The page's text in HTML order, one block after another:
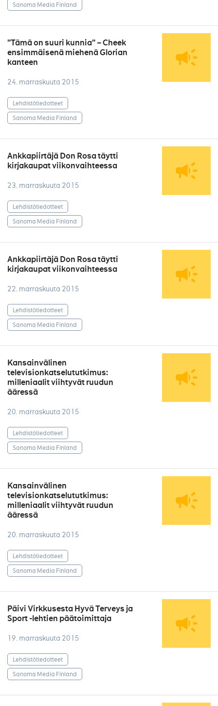
Sanoma Media Finland
”Tämä on suuri kunnia” – Cheek
ensimmäisenä miehenä Glorian
kanteen
24. marraskuuta 2015
Lehdistötiedotteet
Sanoma Media Finland
Ankkapiirtäjä Don Rosa täytti
kirjakaupat viikonvaihteessa
23. marraskuuta 2015
Lehdistötiedotteet
Sanoma Media Finland
Ankkapiirtäjä Don Rosa täytti
kirjakaupat viikonvaihteessa
22. marraskuuta 2015
Lehdistötiedotteet
Sanoma Media Finland
Kansainvälinen
televisionkatselututkimus:
milleniaalit viihtyvät ruudun
ääressä
20. marraskuuta 2015
Lehdistötiedotteet
Sanoma Media Finland
Kansainvälinen
televisionkatselututkimus:
milleniaalit viihtyvät ruudun
ääressä
20. marraskuuta 2015
Lehdistötiedotteet
Sanoma Media Finland
Päivi Virkkusesta Hyvä Terveys ja
Sport -lehtien päätoimittaja
19. marraskuuta 2015
Lehdistötiedotteet
Sanoma Media Finland